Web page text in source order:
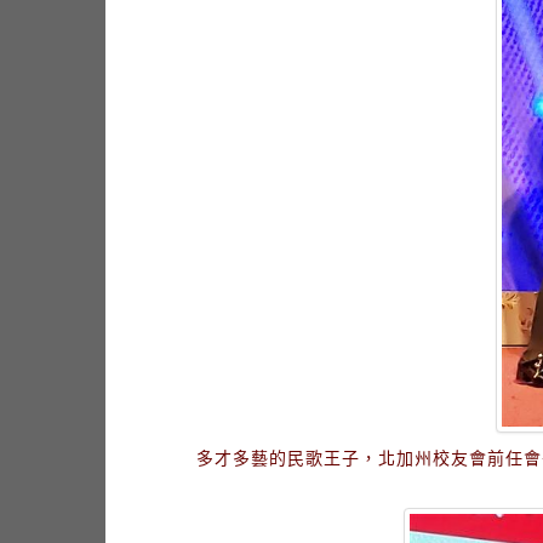
多才多藝的民歌王子，北加州校友會前任